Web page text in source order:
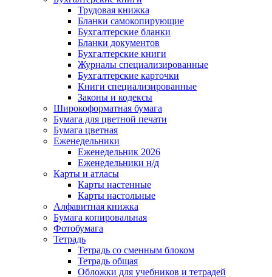
Трудовая книжка
Бланки самокопирующие
Бухгалтерские бланки
Бланки документов
Бухгалтерские книги
Журналы специализированные
Бухгалтерские карточки
Книги специализированные
Законы и кодексы
Широкоформатная бумага
Бумага для цветной печати
Бумага цветная
Еженедельники
Еженедельник 2026
Еженедельники н/д
Карты и атласы
Карты настенные
Карты настольные
Алфавитная книжка
Бумага копировальная
Фотобумага
Тетрадь
Тетрадь со сменным блоком
Тетрадь общая
Обложки для учебников и тетрадей